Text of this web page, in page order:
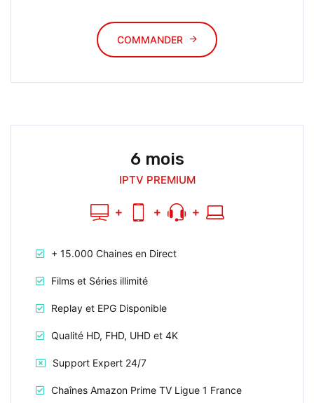
COMMANDER
6 mois
IPTV PREMIUM
+ 15.000 Chaines en Direct
Films et Séries illimité
Replay et EPG Disponible
Qualité HD, FHD, UHD et 4K
Support Expert 24/7
Chaînes Amazon Prime TV Ligue 1 France